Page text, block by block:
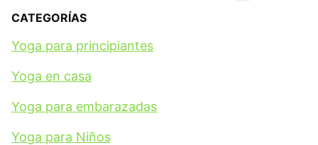
CATEGORÍAS
Yoga para principiantes
Yoga en casa
Yoga para embarazadas
Yoga para Niños